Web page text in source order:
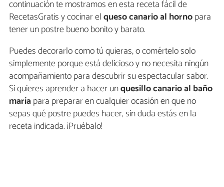
continuación te mostramos en esta receta fácil de
RecetasGratis y cocinar elqueso canario al hornopara
tener un postre bueno bonito y barato.
Puedes decorarlo como tú quieras, o comértelo solo
simplemente porque está delicioso y no necesita ningún
acompañamiento para descubrir su espectacular sabor.
Si quieres aprender a hacer unquesillo canario al baño
maríapara preparar en cualquier ocasión en que no
sepas qué postre puedes hacer, sin duda estás en la
receta indicada. ¡Pruébalo!